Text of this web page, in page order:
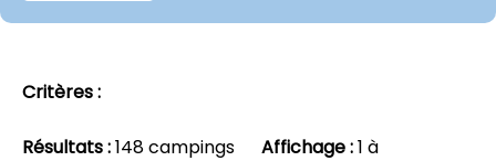
Critères :
Résultats :148 campings Affichage :1 à